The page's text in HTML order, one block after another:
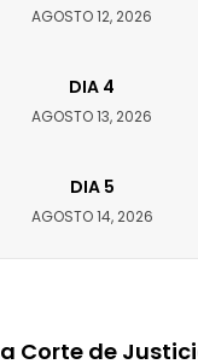
AGOSTO 12, 2026
DIA 4
AGOSTO 13, 2026
DIA 5
AGOSTO 14, 2026
Corte de